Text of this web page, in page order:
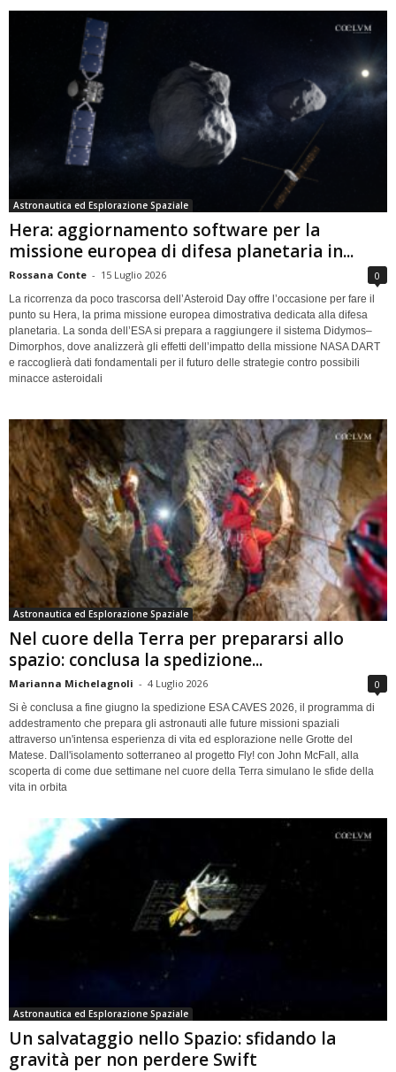
Astronautica ed Esplorazione Spaziale
Hera: aggiornamento software per la
missione europea di difesa planetaria in...
Rossana Conte - 15 Luglio 2026 0
La ricorrenza da poco trascorsa dell’Asteroid Day offre l’occasione per fare il
punto su Hera, la prima missione europea dimostrativa dedicata alla difesa
planetaria. La sonda dell’ESA si prepara a raggiungere il sistema Didymos–
Dimorphos, dove analizzerà gli effetti dell’impatto della missione NASA DART
e raccoglierà dati fondamentali per il futuro delle strategie contro possibili
minacce asteroidali
Astronautica ed Esplorazione Spaziale
Nel cuore della Terra per prepararsi allo
spazio: conclusa la spedizione...
Marianna Michelagnoli - 4 Luglio 2026 0
Si è conclusa a fine giugno la spedizione ESA CAVES 2026, il programma di
addestramento che prepara gli astronauti alle future missioni spaziali
attraverso un'intensa esperienza di vita ed esplorazione nelle Grotte del
Matese. Dall'isolamento sotterraneo al progetto Fly! con John McFall, alla
scoperta di come due settimane nel cuore della Terra simulano le sfide della
vita in orbita
Astronautica ed Esplorazione Spaziale
Un salvataggio nello Spazio: sfidando la
gravità per non perdere Swift